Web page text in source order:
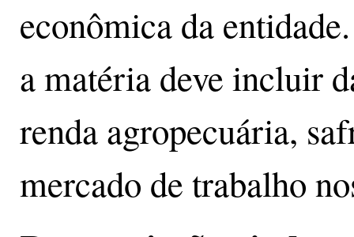
econômica da
a matéria deve incluir
renda agropecuária,
mercado de trabalho